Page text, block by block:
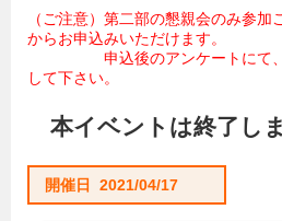
（ご注意）第二部の懇親会のみ参
からお申込みいただけます。
申込後のアンケートにて
して下さい。
本イベントは終了し
開催日 2021/04/17